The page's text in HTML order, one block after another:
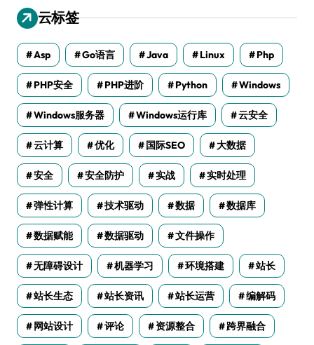
云标签
Asp Go语言 Java Linux Php
PHP安全 PHP进阶 Python Windows
Windows服务器 Windows运行库 云安全
云计算 优化 国际SEO 大数据
安全 安全防护 实战 实时处理
弹性计算 技术驱动 数据 数据库
数据赋能 数据驱动 文件操作
无障碍设计 机器学习 环境搭建 站长
站长生态 站长资讯 站长运营 编解码
网站设计 评论 资源整合 跨界融合